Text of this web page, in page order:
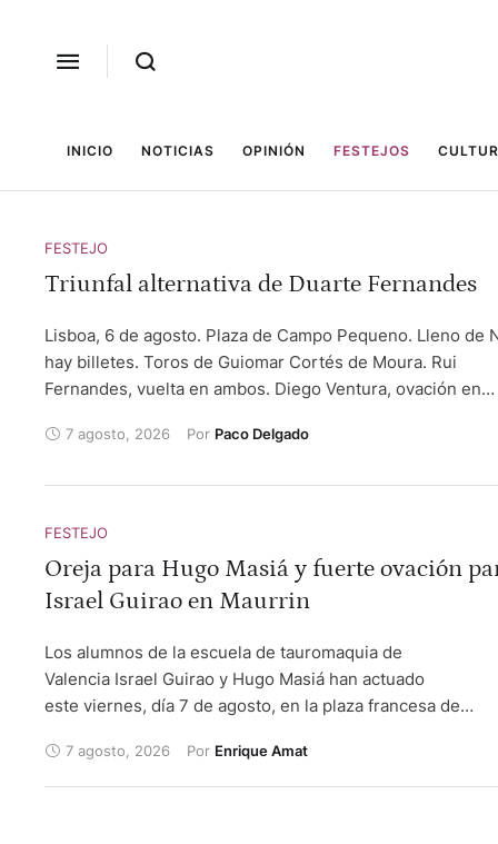
INICIO NOTICIAS OPINIÓN FESTEJOS
FESTEJO
Triunfal alternativa de Duarte Fernandes
Lisboa, 6 de agosto. Plaza de Campo Pequeno. Lleno de
hay billetes. Toros de Guiomar Cortés de Moura. Rui
Fernandes, vuelta en ambos. Diego Ventura, ovación en
ruedo y vuelta al ruedo.
7 agosto, 2026 Por Paco Delgado
FESTEJO
Oreja para Hugo Masiá y fuerte ovación
Israel Guirao en Maurrin
Los alumnos de la escuela de tauromaquia de
Valencia Israel Guirao y Hugo Masiá han actuado
este viernes, día 7 de agosto, en la plaza francesa de
faena malograda con los aceros. Por su parte Hugo Masiá,
quien estoqueó al primero de la tarde, ha cortado una
7 agosto, 2026 Por Enrique Amat